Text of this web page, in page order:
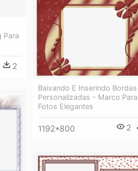
Para
2
Baixando E Inserindo Bordas
Personalizadas - Marco Para
Fotos Elegantes
1192*800 2